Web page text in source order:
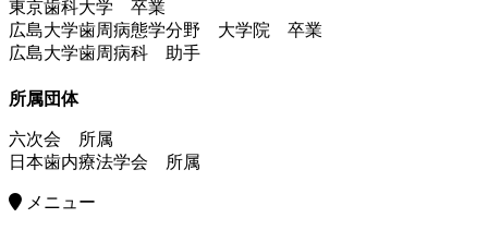
東京歯科大学 卒業
広島大学歯周病態学分野 大学院 卒業
広島大学歯周病科 助手
所属団体
六次会 所属
日本歯内療法学会 所属
メニュー